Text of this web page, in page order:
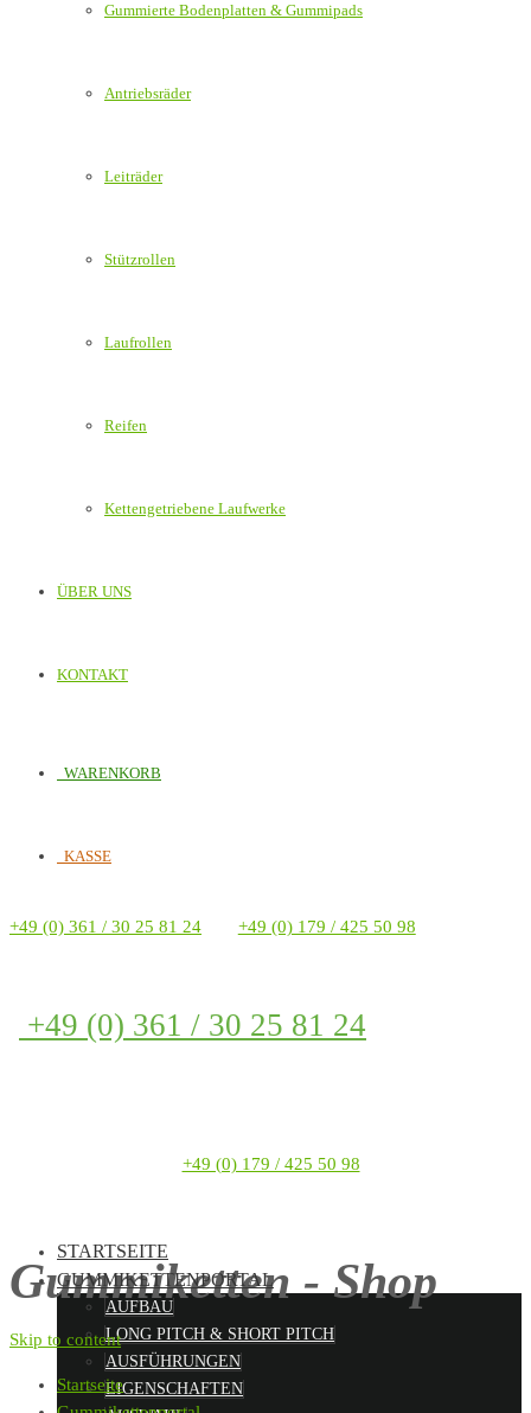
Gummierte Bodenplatten & Gummipads
Antriebsräder
Leiträder
Stützrollen
Laufrollen
Reifen
Kettengetriebene Laufwerke
ÜBER UNS
KONTAKT
WARENKORB
KASSE
+49 (0) 361 / 30 25 81 24 +49 (0) 179 / 425 50 98
+49 (0) 361 / 30 25 81 24
+49 (0) 179 / 425 50 98
Gummiketten - Shop
STARTSEITE
GUMMIKETTENPORTAL
AUFBAU
LONG PITCH & SHORT PITCH
AUSFÜHRUNGEN
EIGENSCHAFTEN
Skip to content
Startseite